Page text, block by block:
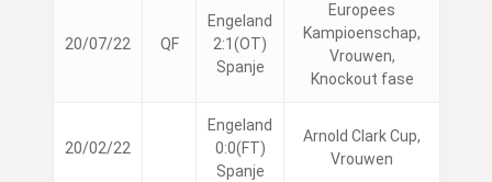
20/07/22 QF
Engeland
2:1(OT)
Spanje
Europees
Kampioenschap,
Vrouwen,
Knockout fase
20/02/22
Engeland
0:0(FT)
Spanje
Arnold Clark Cup,
Vrouwen